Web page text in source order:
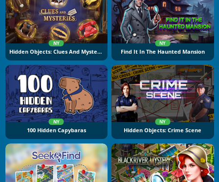
NY
Hidden Objects: Clues And Mysteries
NY
Find It In The Haunted Mansion
NY
100 Hidden Capybaras
NY
Hidden Objects: Crime Scene